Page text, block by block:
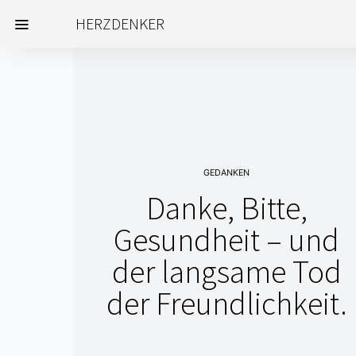
HERZDENKER
GEDANKEN
Danke, Bitte,
Gesundheit – und
der langsame Tod
der Freundlichkeit.